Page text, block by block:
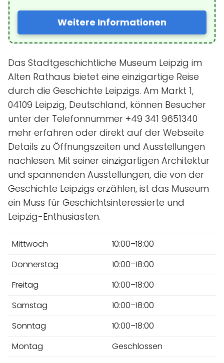
Weitere Informationen
Das Stadtgeschichtliche Museum Leipzig im
Alten Rathaus bietet eine einzigartige Reise
durch die Geschichte Leipzigs. Am Markt 1,
04109 Leipzig, Deutschland, können Besucher
unter der Telefonnummer +49 341 9651340
mehr erfahren oder direkt auf der Webseite
Details zu Öffnungszeiten und Ausstellungen
nachlesen. Mit seiner einzigartigen Architektur
und spannenden Ausstellungen, die von der
Geschichte Leipzigs erzählen, ist das Museum
ein Muss für Geschichtsinteressierte und
Leipzig-Enthusiasten.
Mittwoch
10:00–18:00
Donnerstag
10:00–18:00
Freitag
10:00–18:00
Samstag
10:00–18:00
Sonntag
10:00–18:00
Montag
Geschlossen